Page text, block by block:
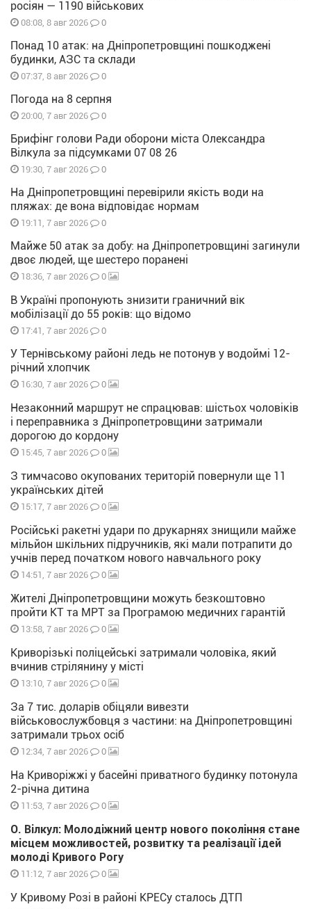
росіян — 1190 військових
08:08, 8 авг 2026 0
Понад 10 атак: на Дніпропетровщині пошкоджені
будинки, АЗС та склади
07:37, 8 авг 2026 0
Погода на 8 серпня
20:00, 7 авг 2026 0
Брифінг голови Ради оборони міста Олександра
Вілкула за підсумками 07 08 26
19:30, 7 авг 2026 0
На Дніпропетровщині перевірили якість води на
пляжах: де вона відповідає нормам
19:11, 7 авг 2026 0
Майже 50 атак за добу: на Дніпропетровщині загинули
двоє людей, ще шестеро поранені
18:36, 7 авг 2026 0
В Україні пропонують знизити граничний вік
мобілізації до 55 років: що відомо
17:41, 7 авг 2026 0
У Тернівському районі ледь не потонув у водоймі 12-
річний хлопчик
16:30, 7 авг 2026 0
Незаконний маршрут не спрацював: шістьох чоловіків
і переправника з Дніпропетровщини затримали
дорогою до кордону
15:45, 7 авг 2026 0
З тимчасово окупованих територій повернули ще 11
українських дітей
15:17, 7 авг 2026 0
Російські ракетні удари по друкарнях знищили майже
мільйон шкільних підручників, які мали потрапити до
учнів перед початком нового навчального року
14:51, 7 авг 2026 0
Жителі Дніпропетровщини можуть безкоштовно
пройти КТ та МРТ за Програмою медичних гарантій
13:58, 7 авг 2026 0
Криворізькі поліцейські затримали чоловіка, який
вчинив стрілянину у місті
13:10, 7 авг 2026 0
За 7 тис. доларів обіцяли вивезти
військовослужбовця з частини: на Дніпропетровщині
затримали трьох осіб
12:34, 7 авг 2026 0
На Криворіжжі у басейні приватного будинку потонула
2-річна дитина
11:53, 7 авг 2026 0
О. Вілкул: Молодіжний центр нового покоління стане
місцем можливостей, розвитку та реалізації ідей
молоді Кривого Рогу
11:12, 7 авг 2026 0
У Кривому Розі в районі КРЕСу сталось ДТП